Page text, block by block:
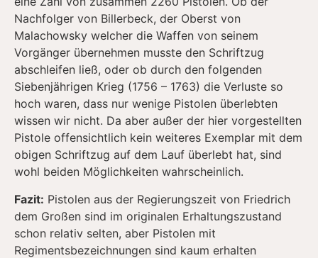
Nachfolger von Billerbeck, der Oberst von
Malachowsky welcher die Waffen von seinem
Vorgänger übernehmen musste den Schriftzug
abschleifen ließ, oder ob durch den folgenden
Siebenjährigen Krieg (1756 – 1763) die Verluste so
hoch waren, dass nur wenige Pistolen überlebten
wissen wir nicht. Da aber außer der hier vorgestellten
Pistole offensichtlich kein weiteres Exemplar mit dem
obigen Schriftzug auf dem Lauf überlebt hat, sind
wohl beiden Möglichkeiten wahrscheinlich.
Fazit: Pistolen aus der Regierungszeit von Friedrich
dem Großen sind im originalen Erhaltungszustand
schon relativ selten, aber Pistolen mit
Regimentsbezeichnungen sind kaum erhalten